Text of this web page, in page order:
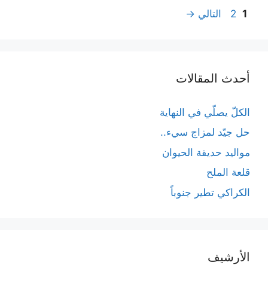
تصفّح
Page
1
Page
2 التالي →
أحدث المقالات
الكلّ يصلّي في النهاية
حل جيّد لمزاج سيء..
مواليد حديقة الحيوان
قلعة الملح
الكراكي تطير جنوباً
الأرشيف